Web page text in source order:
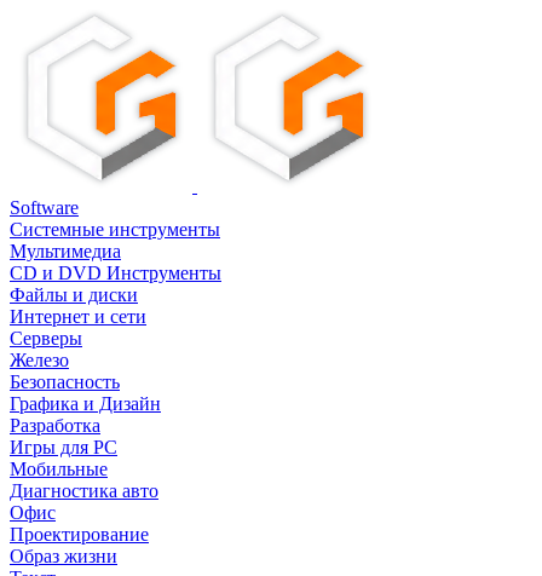
Software
Системные инструменты
Мультимедиа
CD и DVD Инструменты
Файлы и диски
Интернет и сети
Серверы
Железо
Безопасность
Графика и Дизайн
Разработка
Игры для PC
Мобильные
Диагностика авто
Офис
Проектирование
Образ жизни